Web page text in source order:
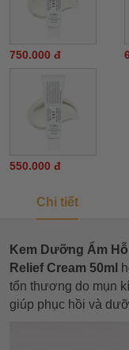
750.000 đ
550.000 đ
Chi tiết
Kem Dưỡng Ẩm
Relief Cream 50ml
tổn thương do mụn
giúp phục hồi và